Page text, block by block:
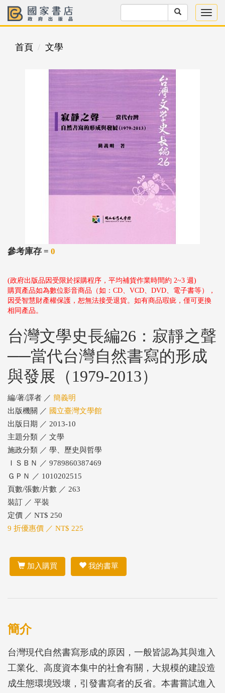
首頁 文學
參考庫存 = 0
(政府出版品因受限於採購程序，平均補貨作業時間約 2~3 週)
購買產品如為數位影音商品（如：CD、VCD、DVD、電子書等），
因受智慧財產權保護，恕無法接受退貨。如有商品瑕疵，僅可更換
相同產品。
台灣文學史長編26：寂靜之聲
──當代台灣自然書寫的形成
與發展（1979-2013）
編/著/譯者 ／ 簡義明
出版機關 ／ 國立臺灣文學館
出版日期 ／ 2013-10
主題分類 ／ 文學
施政分類 ／ 學、歷史與哲學
ＩＳＢＮ ／ 9789860387469
ＧＰＮ ／ 1010202515
頁數/張數/片數 ／ 263
裝訂 ／ 平裝
定價 ／ NT$ 250
9 折優惠價 ／ NT$ 225
加入購買 我的書單
簡介
台灣現代自然書寫形成的原因，一般皆認為其與進入
工業化、高度資本集中的社會有關，大規模的建設造
成生態環境毀壞，引發書寫者的反省。本書嘗試進入